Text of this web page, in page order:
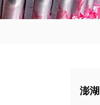
澎